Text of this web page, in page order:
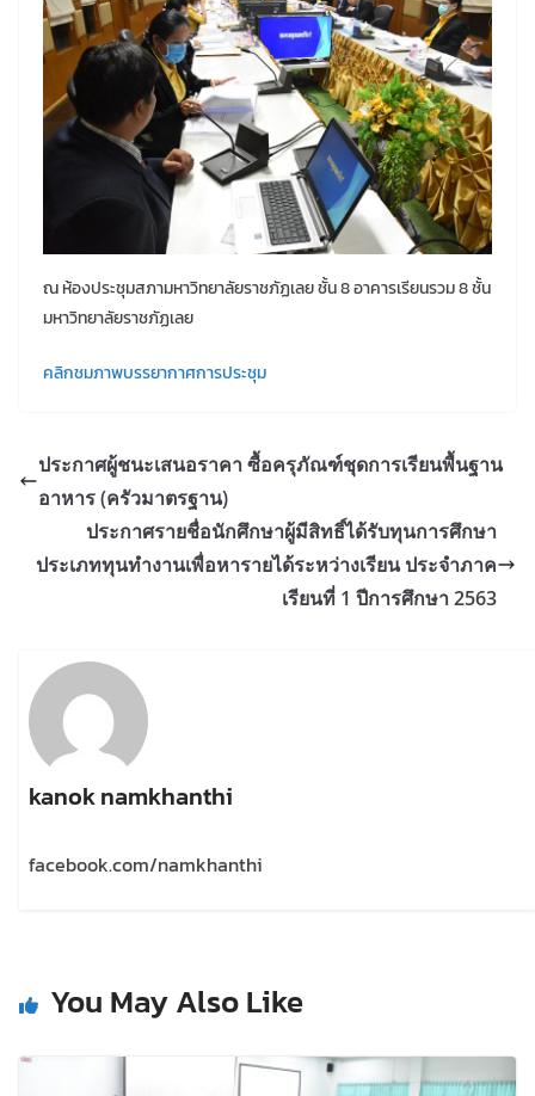
ณ ห้องประชุมสภามหาวิทยาลัยราชภัฏเลย ชั้น 8 อาคารเรียนรวม 8 ชั้น
มหาวิทยาลัยราชภัฏเลย
คลิกชมภาพบรรยากาศการประชุม
ประกาศผู้ชนะเสนอราคา ซื้อครุภัณฑ์ชุดการเรียนพื้นฐาน
อาหาร (ครัวมาตรฐาน)
ประกาศรายชื่อนักศึกษาผู้มีสิทธิ์ได้รับทุนการศึกษา
ประเภททุนทำงานเพื่อหารายได้ระหว่างเรียน ประจำภาค
เรียนที่ 1 ปีการศึกษา 2563
kanok namkhanthi
facebook.com/namkhanthi
You May Also Like